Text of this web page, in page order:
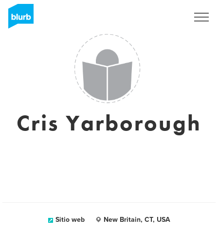
Cris Yarborough
Sitio web New Britain, CT, USA